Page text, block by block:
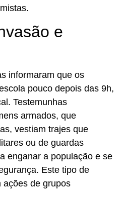
e
informaram que os
pouco depois das 9h,
Testemunhas
armados, que
vestiam trajes que
ou de guardas
enganar a população e se
Este tipo de
ações de grupos